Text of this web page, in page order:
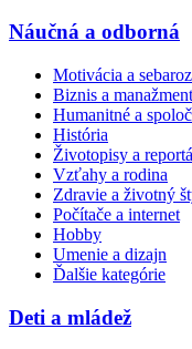
Náučná a odborná
Motivácia a
Biznis a manažment
Humanitné a
História
Životopisy a
Vzťahy a rodina
Zdravie a životný
Počítače a internet
Hobby
Umenie a dizajn
Ďalšie kategórie
Deti a mládež